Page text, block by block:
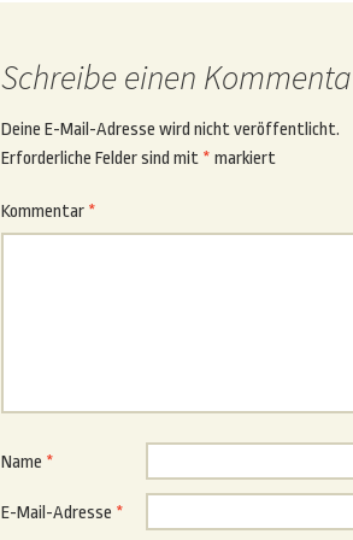
Schreibe einen
Deine E-Mail-Adresse wird nicht veröffentlicht.
Erforderliche Felder sind mit * markiert
Kommentar *
Name *
E-Mail-Adresse *